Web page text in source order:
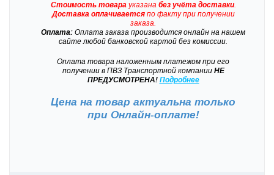
Стоимость товарауказана без учёта доставки.
Доставкаоплачиваетсяпо факту при получении
заказа.
Оплата: Оплата заказа производится онлайн на нашем
сайте любой банковской картой без комиссии.
Оплата товара наложенным платежом при его
получении в ПВЗ Транспортной компанииНЕ
ПРЕДУСМОТРЕНА! Подробнее
Цена на товар актуальна только
при Онлайн-оплате!